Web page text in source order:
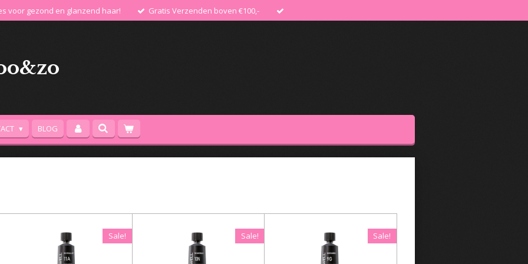
voor gezond en glanzend haar! Gratis Verzenden boven €100,-
BLOG
Sale! Sale! Sale!